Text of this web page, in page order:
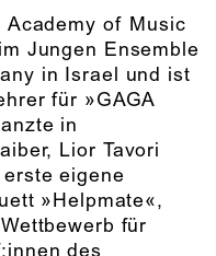
of Music
Jungen Ensemble
in Israel und ist
für »GAGA
in
Lior Tavori
eigene
»Helpmate«,
für